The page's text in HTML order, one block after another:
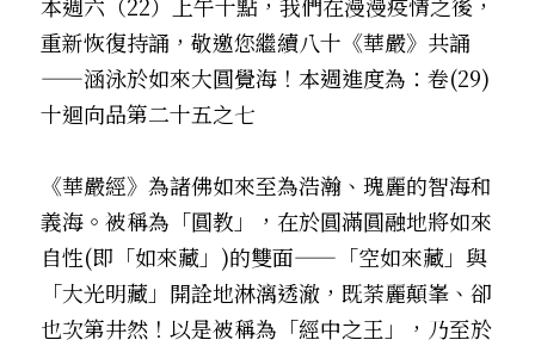
重新恢復持誦，敬邀您繼續八十《華嚴》共誦
——涵泳於如來大圓覺海！本週進度為：卷(29)
十迴向品第二十五之七
《華嚴經》為諸佛如來至為浩瀚、瑰麗的智海和
義海。被稱為「圓教」，在於圓滿圓融地將如來
自性(即「如來藏」)的雙面——「空如來藏」與
「大光明藏」開詮地淋漓透澈，既荼麗顛峯、卻
也次第井然！以是被稱為「經中之王」，乃至於